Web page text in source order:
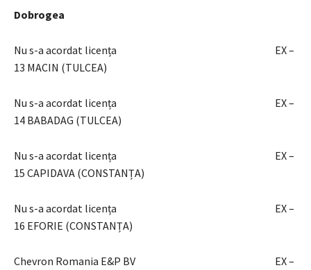
Dobrogea
Nu s-a acordat licența EX –
13 MACIN (TULCEA)
Nu s-a acordat licența EX –
14 BABADAG (TULCEA)
Nu s-a acordat licența EX –
15 CAPIDAVA (CONSTANȚA)
Nu s-a acordat licența EX –
16 EFORIE (CONSTANȚA)
Chevron Romania E&P BV EX –